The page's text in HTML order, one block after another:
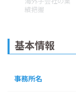
績把握
基本情報
事務所名